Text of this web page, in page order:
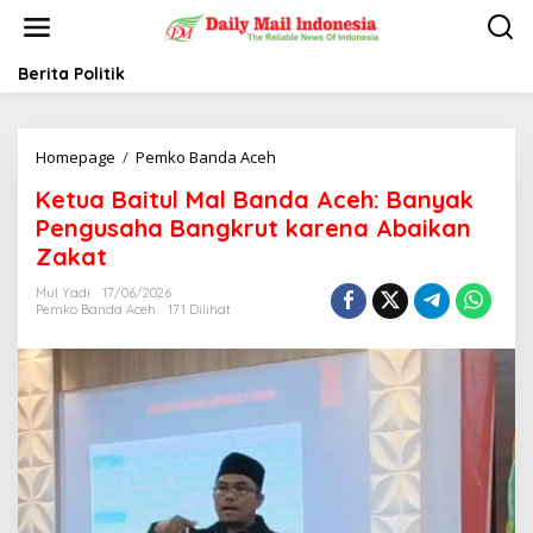
t
Berita Politik
Homepage / Pemko Banda Aceh
t
u
a
u
l
Ketua Baitul Mal Banda Aceh: Banyak
Pengusaha Bangkrut karena Abaikan
Zakat
Mul Yadi
17/06/2026
Pemko Banda Aceh
171 Dilihat